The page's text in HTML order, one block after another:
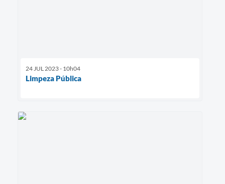
24 JUL 2023 - 10h04
Limpeza Pública